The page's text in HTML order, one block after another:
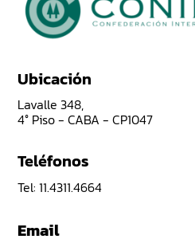
Ubicación
Lavalle 348,
4° Piso - CABA - CP1047
Teléfonos
Tel: 11.4311.4664
Email